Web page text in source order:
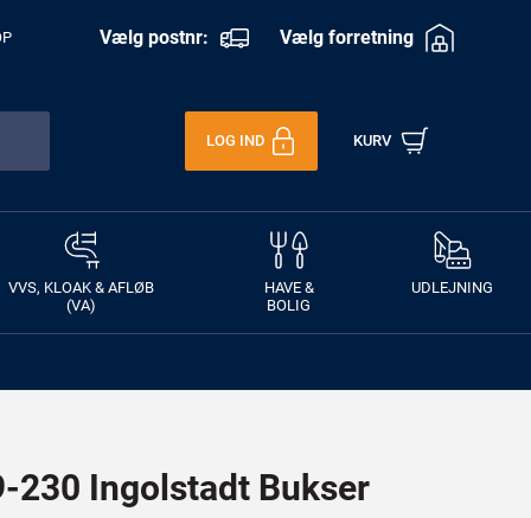
Vælg postnr: Vælg forretning
LOG IND KURV
VVS, KLOAK & AFLØB
(VA)
HAVE &
BOLIG
UDLEJNING
230 Ingolstadt Bukser